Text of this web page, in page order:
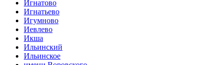
Игнатово
Игнатьево
Игумново
Иевлево
Икша
Ильинский
Ильинское